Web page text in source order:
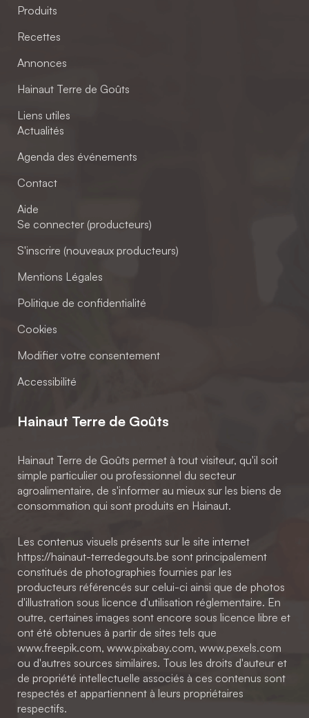
Produits
Recettes
Annonces
Hainaut Terre de Goûts
Liens utiles
Actualités
Agenda des événements
Contact
Aide
Se connecter (producteurs)
S'inscrire (nouveaux producteurs)
Mentions Légales
Politique de confidentialité
Cookies
Modifier votre consentement
Accessibilité
Hainaut Terre de Goûts
Hainaut Terre de Goûts permet à tout visiteur, qu'il soit
simple particulier ou professionnel du secteur
agroalimentaire, de s'informer au mieux sur les biens de
consommation qui sont produits en Hainaut.
Les contenus visuels présents sur le site internet
https://hainaut-terredegouts.be sont principalement
constitués de photographies fournies par les
producteurs référencés sur celui-ci ainsi que de photos
d'illustration sous licence d'utilisation réglementaire. En
outre, certaines images sont encore sous licence libre et
ont été obtenues à partir de sites tels que
www.freepik.com, www.pixabay.com, www.pexels.com
ou d'autres sources similaires. Tous les droits d'auteur et
de propriété intellectuelle associés à ces contenus sont
respectés et appartiennent à leurs propriétaires
respectifs.